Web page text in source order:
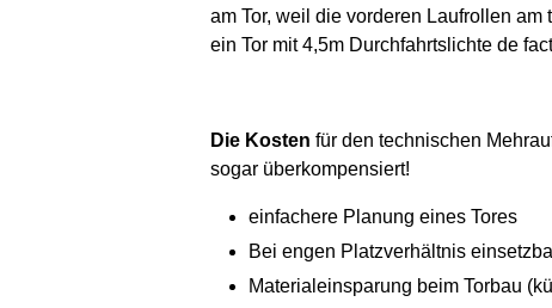
am Tor, weil die vorderen Laufrollen
ein Tor mit 4,5m Durchfahrtslichte de
Die Kosten für den technischen
sogar überkompensiert!
einfachere Planung eines Tores
Bei engen Platzverhältnis
Materialeinsparung beim Torbau